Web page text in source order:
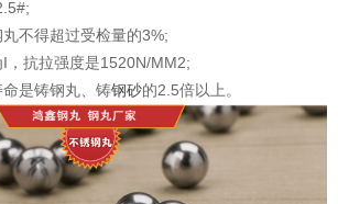
不得超过受检量的3%;
，抗拉强度是1520N/MM2;
是铸钢丸、铸钢砂的2.5倍以上。